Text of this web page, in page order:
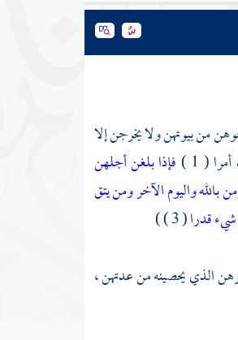
من بيوتهن ولا يخرجن إلا
( 1 )
فإذا بلغن أجلهن
واليوم الآخر ومن يتق
قدرا( 3 ) )
الذي يحصينه من عدتهن ،